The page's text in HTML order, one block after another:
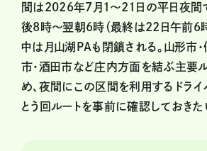
間は2026年7月1～21日の平日夜間
後8時～翌朝6時（最終は22日午前6
中は月山湖PAも閉鎖される。山形市
市・酒田市など庄内方面を結ぶ主要
め、夜間にこの区間を利用するドライ
とう回ルートを事前に確認しておきた